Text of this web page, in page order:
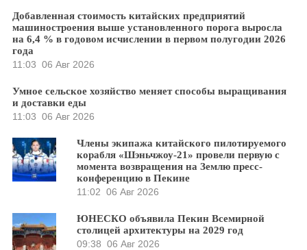
Добавленная стоимость китайских предприятий
машиностроения выше установленного порога выросла
на 6,4 % в годовом исчислении в первом полугодии 2026
года
11:03 06 Авг 2026
Умное сельское хозяйство меняет способы выращивания
и доставки еды
11:03 06 Авг 2026
Члены экипажа китайского пилотируемого
корабля «Шэньчжоу-21» провели первую с
момента возвращения на Землю пресс-
конференцию в Пекине
11:02 06 Авг 2026
ЮНЕСКО объявила Пекин Всемирной
столицей архитектуры на 2029 год
09:38 06 Авг 2026